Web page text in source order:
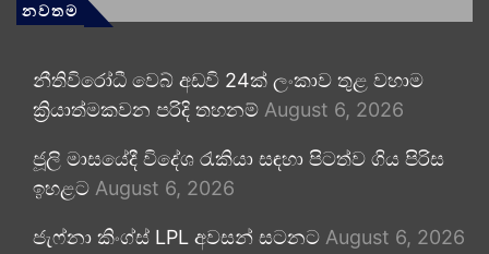
නවතම
නීතිවිරෝධී වෙබ් අඩවි 24ක් ලංකාව තුළ වහාම
ක්‍රියාත්මකවන පරිදි තහනම් August 6, 2026
ජූලි මාසයේදී විදේශ රැකියා සඳහා පිටත්ව ගිය පිරිස
ඉහළට August 6, 2026
ජැෆ්නා කිංග්ස් LPL අවසන් සටනට August 6, 2026